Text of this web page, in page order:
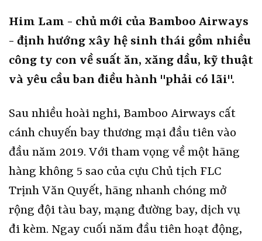
Him Lam - chủ mới của Bamboo Airways
- định hướng xây hệ sinh thái gồm nhiều
công ty con về suất ăn, xăng dầu, kỹ thuật
và yêu cầu ban điều hành "phải có lãi".
Sau nhiều hoài nghi, Bamboo Airways cất
cánh chuyến bay thương mại đầu tiên vào
đầu năm 2019. Với tham vọng về một hãng
hàng không 5 sao của cựu Chủ tịch FLC
Trịnh Văn Quyết, hãng nhanh chóng mở
rộng đội tàu bay, mạng đường bay, dịch vụ
đi kèm. Ngay cuối năm đầu tiên hoạt động,